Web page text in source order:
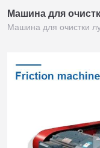
Машина для
Машина для очистки